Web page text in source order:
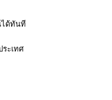
แถม! ประกันเครื่อง เกียร์ ซ่อมศูนย์ทั่วประเทศ